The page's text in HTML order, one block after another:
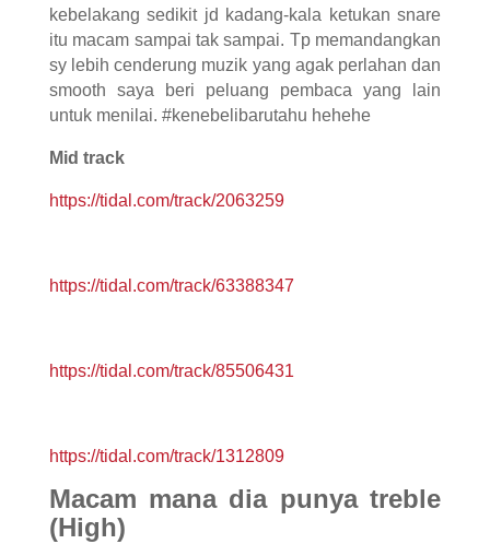
kebelakang sedikit jd kadang-kala ketukan snare
itu macam sampai tak sampai. Tp memandangkan
sy lebih cenderung muzik yang agak perlahan dan
smooth saya beri peluang pembaca yang lain
untuk menilai. #kenebelibarutahu hehehe
Mid track
https://tidal.com/track/2063259
https://tidal.com/track/63388347
https://tidal.com/track/85506431
https://tidal.com/track/1312809
Macam mana dia punya treble
(High)